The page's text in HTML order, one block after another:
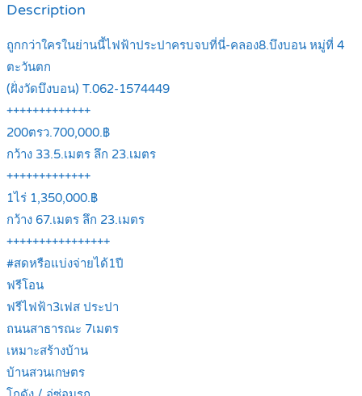
Description
ถูกกว่าใครในย่านนี้ไฟฟ้าประปาครบจบที่นี่-คลอง8.บึงบอน หมู่ที่ 4
ตะวันตก
(ฝั่งวัดบึงบอน) T.062-1574449
+++++++++++++
200ตรว.700,000.฿
กว้าง 33.5.เมตร ลึก 23.เมตร
+++++++++++++
1ไร่ 1,350,000.฿
กว้าง 67.เมตร ลึก 23.เมตร
++++++++++++++++
#สดหรือแบ่งจ่ายได้1ปี
ฟรีโอน
ฟรีไฟฟ้า3เฟส ประปา
ถนนสาธารณะ 7เมตร
เหมาะสร้างบ้าน
บ้านสวนเกษตร